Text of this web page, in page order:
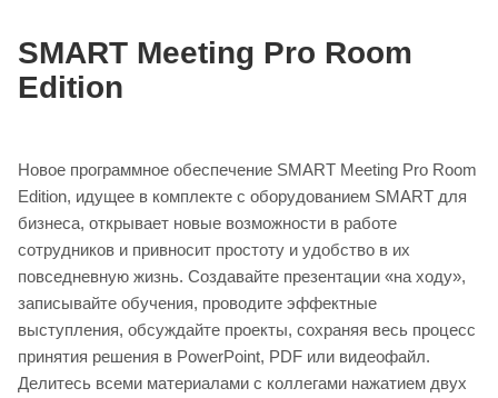
SMART Meeting Pro Room
Edition
Новое программное обеспечение SMART Meeting Pro Room
Edition, идущее в комплекте с оборудованием SMART для
бизнеса, открывает новые возможности в работе
сотрудников и привносит простоту и удобство в их
повседневную жизнь. Создавайте презентации «на ходу»,
записывайте обучения, проводите эффектные
выступления, обсуждайте проекты, сохраняя весь процесс
принятия решения в PowerPoint, PDF или видеофайл.
Делитесь всеми материалами с коллегами нажатием двух